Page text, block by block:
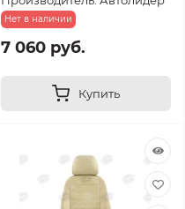
Нет в наличии
7 060 руб.
Купить